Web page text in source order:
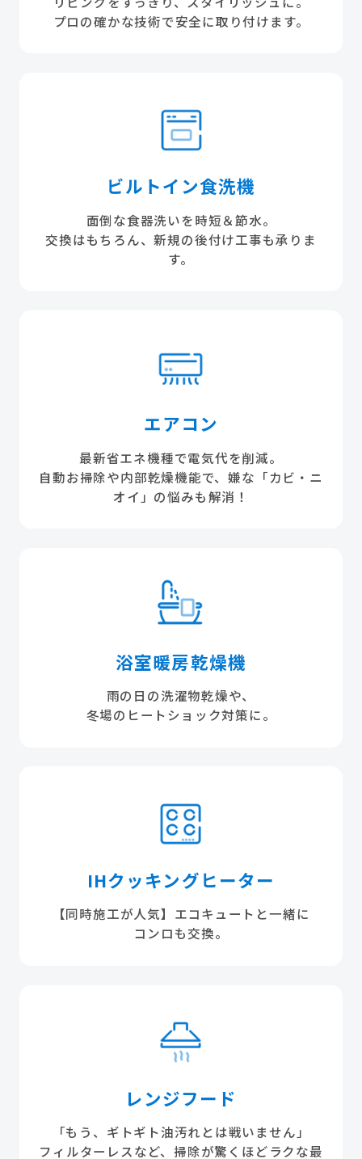
プロの確かな技術で安全に取り付けます。
ビルトイン食洗機
面倒な食器洗いを時短＆節水。
交換はもちろん、新規の後付け工事も承りま
す。
エアコン
最新省エネ機種で電気代を削減。
自動お掃除や内部乾燥機能で、嫌な「カビ・ニ
オイ」の悩みも解消！
浴室暖房乾燥機
雨の日の洗濯物乾燥や、
冬場のヒートショック対策に。
IHクッキングヒーター
【同時施工が人気】エコキュートと一緒に
コンロも交換。
レンジフード
「もう、ギトギト油汚れとは戦いません」
フィルターレスなど、掃除が驚くほどラクな最